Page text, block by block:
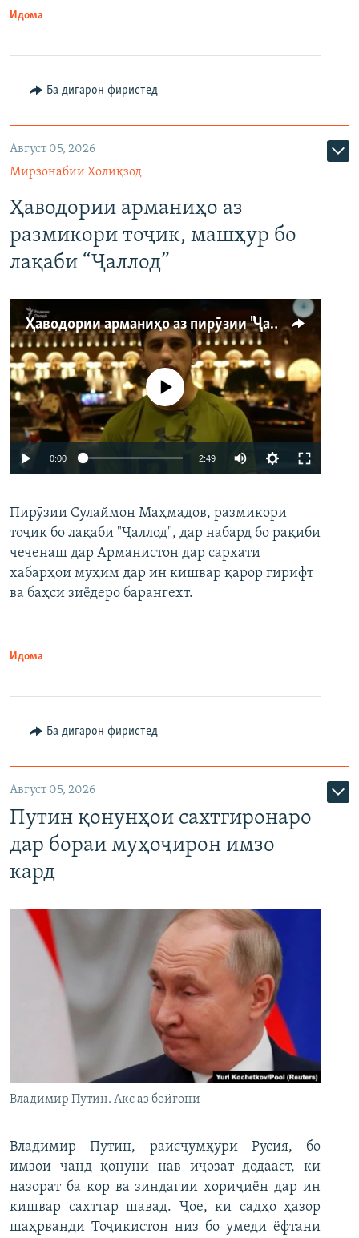
Идома
Ба дигарон фиристед
Август 05, 2026
Мирзонабии Холиқзод
Ҳаводории арманиҳо аз
размикори тоҷик, машҳур бо
лақаби “Ҷаллод”
Ҳаводории арманиҳо аз пирӯзии "Ҷаллод"-и тоҷик
Auto 240p 360p 480p
720p 1080p
Феълан кор намекунад
0:00 2:49
360p
480p
Пирӯзии Сулаймон Маҳмадов, размикори
тоҷик бо лақаби "Ҷаллод", дар набард бо рақиби
чеченаш дар Арманистон дар сархати
хабарҳои муҳим дар ин кишвар қарор гирифт
ва баҳси зиёдеро барангехт.
Идома
Ба дигарон фиристед
Август 05, 2026
Путин қонунҳои сахтгиронаро
дар бораи муҳоҷирон имзо
кард
Владимир Путин. Акс аз бойгонӣ
Владимир Путин, раисҷумҳури Русия, бо
имзои чанд қонуни нав иҷозат додааст, ки
назорат ба кор ва зиндагии хориҷиён дар ин
кишвар сахттар шавад. Ҷое, ки садҳо ҳазор
шаҳрванди Тоҷикистон низ бо умеди ёфтани